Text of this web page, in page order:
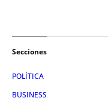
Secciones
POLÍTICA
BUSINESS